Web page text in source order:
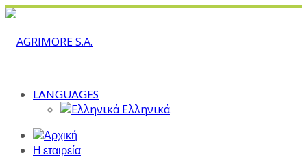
LANGUAGES
Ελληνικά
Η εταιρεία